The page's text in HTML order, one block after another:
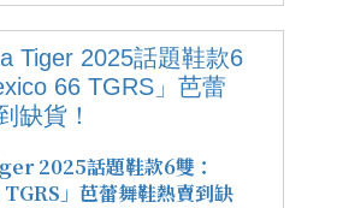
2025話題鞋款6雙：
」芭蕾舞鞋熱賣到缺